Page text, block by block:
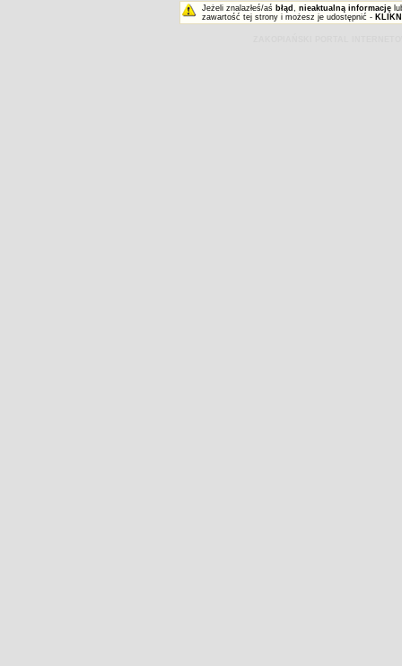
Jeżeli znalazłeś/aś błąd , nieaktualną informację
zawartość tej strony i możesz je udostępnić -